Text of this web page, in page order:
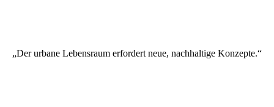
„Der urbane Lebensraum erfordert neue, nachhaltige Konzepte.“